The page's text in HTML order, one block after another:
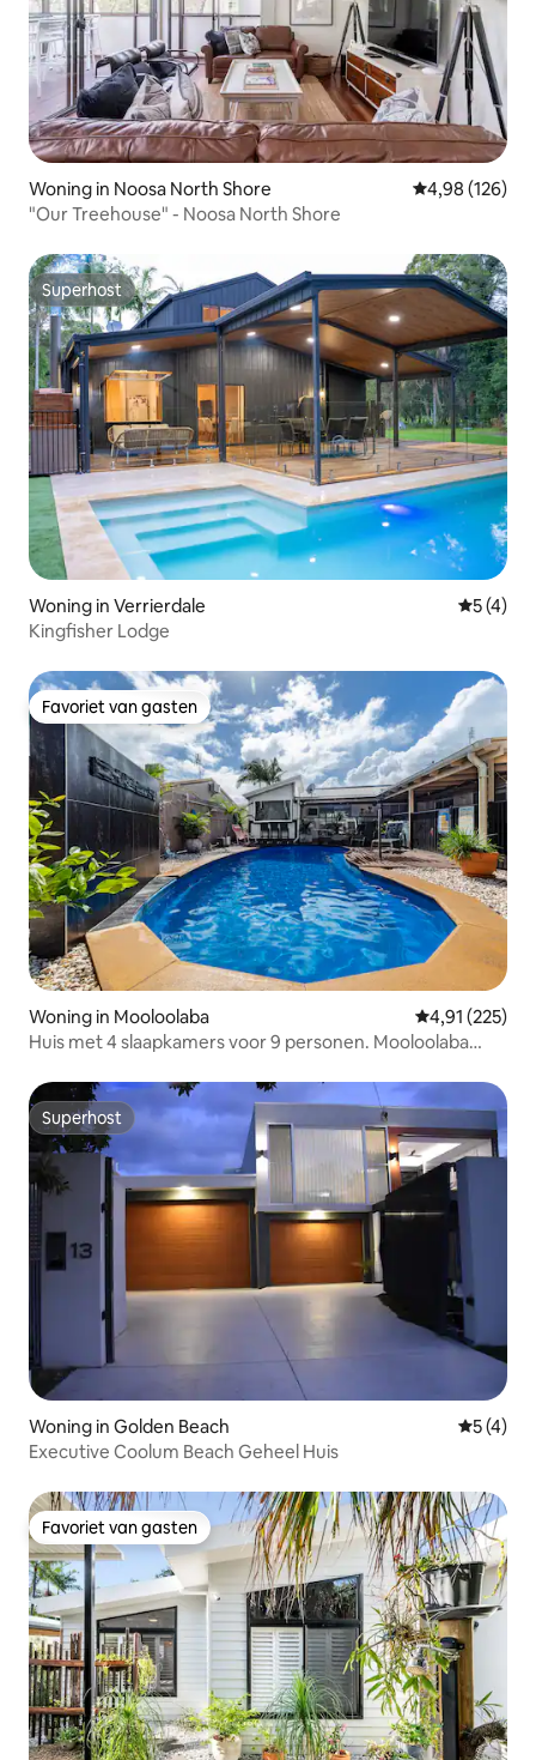
Woning in Noosa North Shore Gemiddelde
4,98 (126)
"Our Treehouse" - Noosa North Shore
Superhost
Superhost
Woning in Verrierdale
5 (4)
Kingfisher Lodge
Favoriet van gasten
Favoriet van gasten
Woning in Mooloolaba Gemiddelde
4,91 (225)
Huis met 4 slaapkamers voor 9 personen. Mooloolaba
Superhost
Superhost
Woning in Golden Beach
5 (4)
Executive Coolum Beach Geheel Huis
Favoriet van gasten
Favoriet van gasten